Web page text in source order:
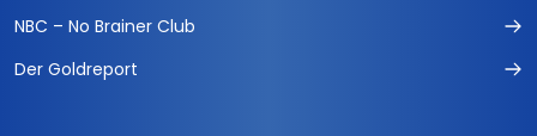
NBC – No Brainer Club
Der Goldreport